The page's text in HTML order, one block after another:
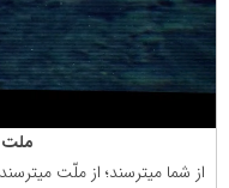
ملت
از شما میترسند؛ از ملّت